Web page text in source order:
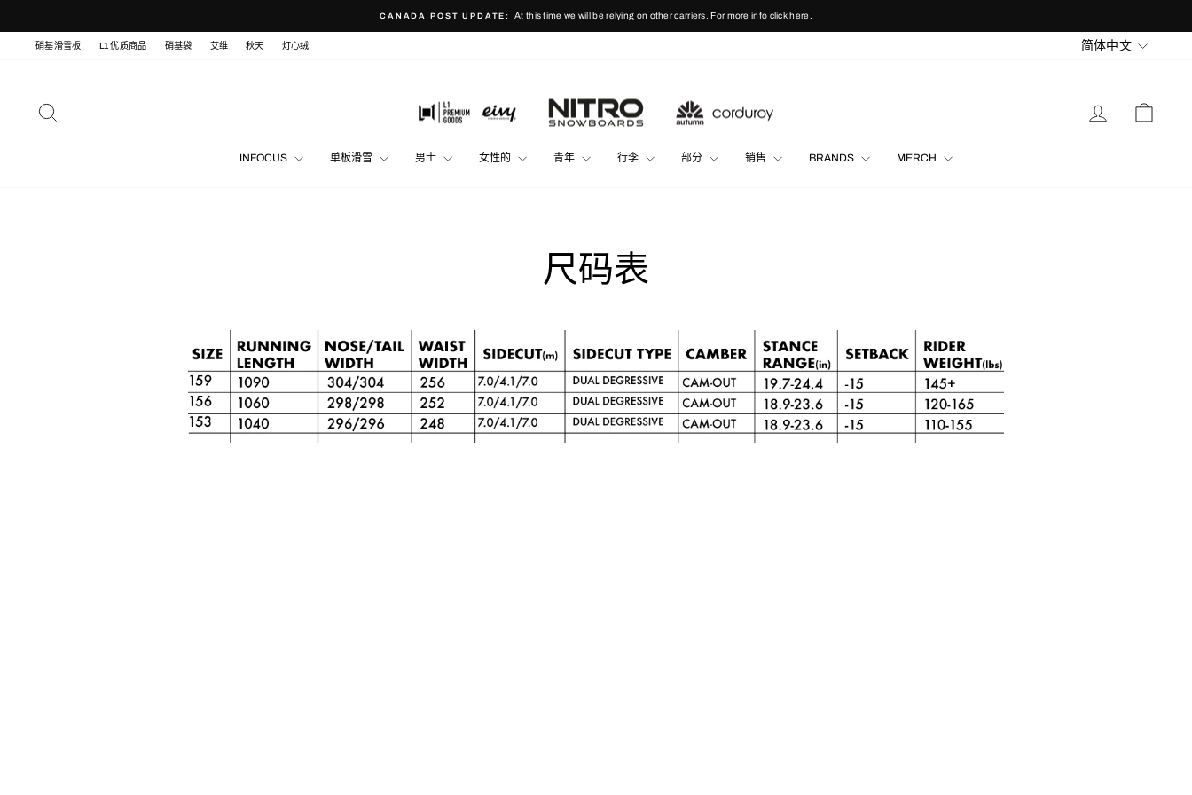
content
Pause
CANADA POST UPDATE: At this time we will be relying on other carriers. For more info click here.
硝基滑雪板 L1 优质商品 硝基袋 艾维 秋天 灯心绒 简体中文
LOG IN
INFOCUS 单板滑雪 男士 女性的 青年 行李 部分 销售 BRANDS MERCH
尺码表